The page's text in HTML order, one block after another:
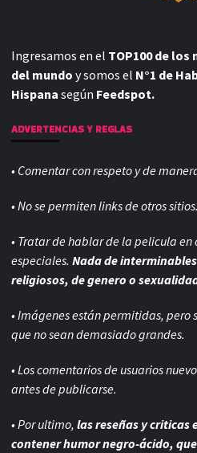
Ingresamos en el TOP100 de
del mundo y somos el N°1 de
Hispana según Feedspot.
ADVERTENCIAS Y REGLAS
• Comentar con respeto y de
• No se permiten links de otros sitios.
• Tratar de hablar de la pelicula en
especiales. Nada de
religiosos, de genero o
• Imágenes están permitidas, pero
que no sean demasiado grandes.
• Los comentarios de usuarios
antes de publicarse.
• Por ultimo, las reseñas y criticas
contener humor negro-ácido,